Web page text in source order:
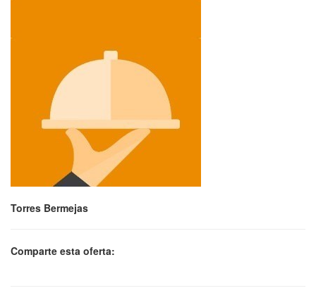
Torres Bermejas
Comparte esta oferta: